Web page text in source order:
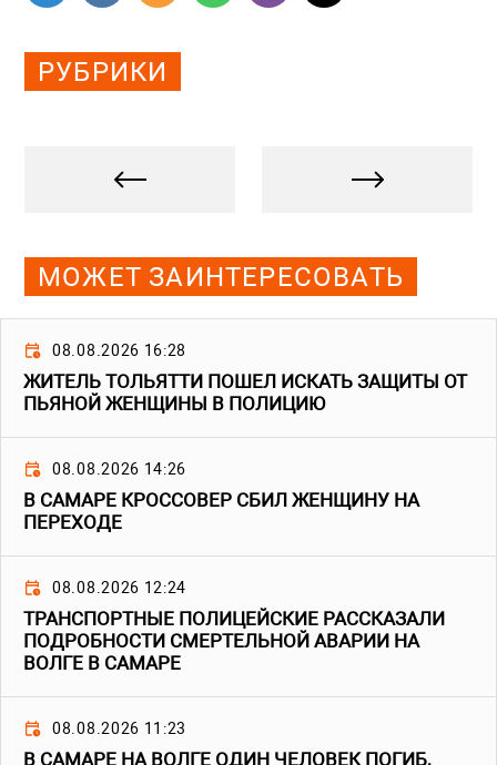
РУБРИКИ
МОЖЕТ ЗАИНТЕРЕСОВАТЬ
08.08.2026 16:28
ЖИТЕЛЬ ТОЛЬЯТТИ ПОШЕЛ ИСКАТЬ ЗАЩИТЫ ОТ
ПЬЯНОЙ ЖЕНЩИНЫ В ПОЛИЦИЮ
08.08.2026 14:26
В САМАРЕ КРОССОВЕР СБИЛ ЖЕНЩИНУ НА
ПЕРЕХОДЕ
08.08.2026 12:24
ТРАНСПОРТНЫЕ ПОЛИЦЕЙСКИЕ РАССКАЗАЛИ
ПОДРОБНОСТИ СМЕРТЕЛЬНОЙ АВАРИИ НА
ВОЛГЕ В САМАРЕ
08.08.2026 11:23
В САМАРЕ НА ВОЛГЕ ОДИН ЧЕЛОВЕК ПОГИБ,